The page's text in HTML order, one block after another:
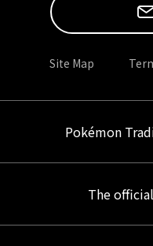
Site Map
Pokémon
The